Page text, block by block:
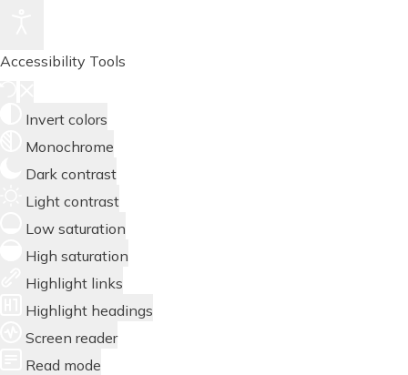
Accessibility Tools
Invert colors
Monochrome
Dark contrast
Light contrast
Low saturation
High saturation
Highlight links
Highlight headings
Screen reader
Read mode